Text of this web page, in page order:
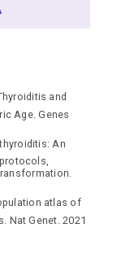
and
Age. Genes
An
atlas of
Nat Genet. 2021